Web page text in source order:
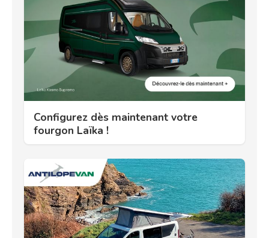
Configurez dès maintenant votre
fourgon Laïka !